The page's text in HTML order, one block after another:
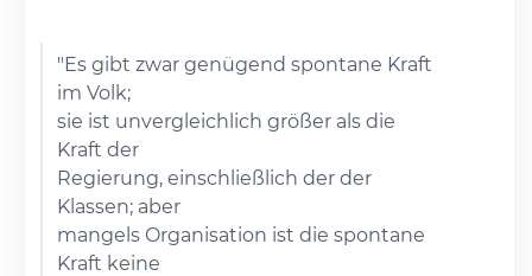
"Es gibt zwar genügend spontane Kraft
im Volk;
sie ist unvergleichlich größer als die
Kraft der
Regierung, einschließlich der der
Klassen; aber
mangels Organisation ist die spontane
Kraft keine